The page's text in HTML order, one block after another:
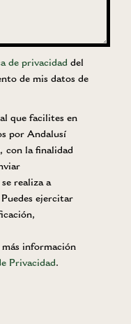
de privacidad del
de mis datos de
que facilites en
por Andalusí
con la finalidad
realiza a
ejercitar
más información
Privacidad.